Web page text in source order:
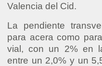
Valencia del Cid.
La pendiente
para acera como
vial, con un 2% en
entre un 2,0% y un